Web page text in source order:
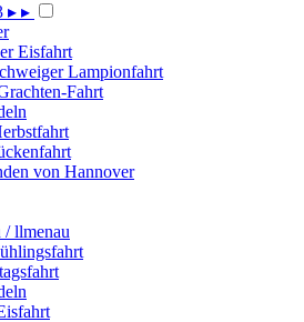
▸ ▸
Eisfahrt
Lampionfahrt
Fahrt
von Hannover
/ llmenau